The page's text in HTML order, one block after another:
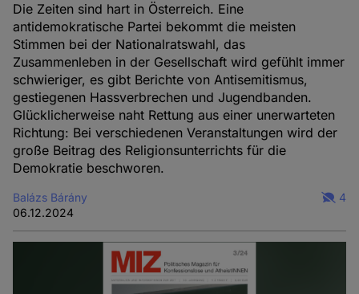
Die Zeiten sind hart in Österreich. Eine
antidemokratische Partei bekommt die meisten
Stimmen bei der Nationalratswahl, das
Zusammenleben in der Gesellschaft wird gefühlt immer
schwieriger, es gibt Berichte von Antisemitismus,
gestiegenen Hassverbrechen und Jugendbanden.
Glücklicherweise naht Rettung aus einer unerwarteten
Richtung: Bei verschiedenen Veranstaltungen wird der
große Beitrag des Religionsunterrichts für die
Demokratie beschworen.
Balázs Bárány
06.12.2024
4